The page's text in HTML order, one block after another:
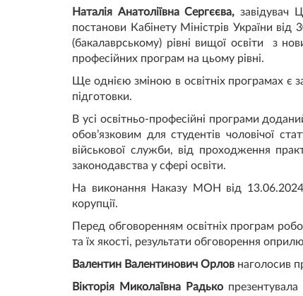
Наталія Анатоліївна Сергєєва, завідувач
постанови Кабінету Міністрів України
(бакалаврському) рівні вищої освіти з
професійних програм на цьому рівні.
Ще однією зміною в освітніх програмах є
підготовки.
В усі освітньо-професійні програми
обов’язковим для студентів чоловічої
військової служби, від проходження
законодавства у сфері освіти.
На виконання Наказу МОН від
корупції.
Перед обговоренням освітніх програм
та їх якості, результати обговорення
Валентин Валентинович Орлов наголосив
Вікторія Миколаївна Радько